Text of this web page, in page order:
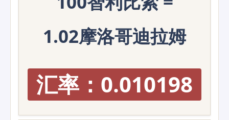
1.02摩洛哥迪拉姆
汇率：0.010198